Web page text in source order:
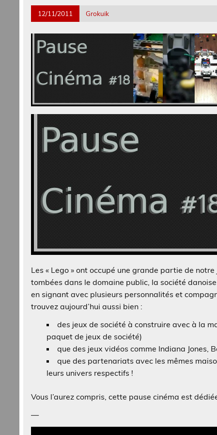
12/11/2011 Grokuik
Les « Lego » ont occupé une grande partie de
tombées dans le domaine public, la société
en signant avec plusieurs personnalités et
trouvez aujourd’hui aussi bien :
des jeux de société à construire avec à la
paquet de jeux de société)
que des jeux vidéos comme Indiana Jones,
que des partenariats avec les mêmes
leurs univers respectifs !
Vous l’aurez compris, cette pause cinéma est
—